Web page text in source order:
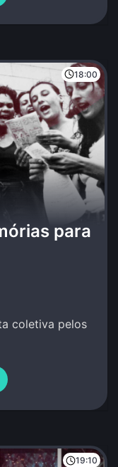
18:00
para
coletiva pelos
19:10